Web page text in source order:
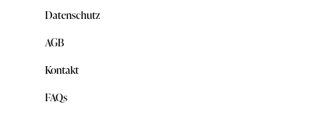
Datenschutz
AGB
Kontakt
FAQs